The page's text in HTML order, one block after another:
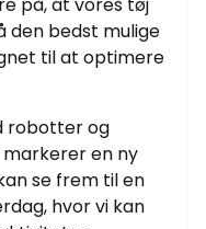
den bedst mulige
til at optimere
robotter og
en ny
se frem til en
hvor vi kan